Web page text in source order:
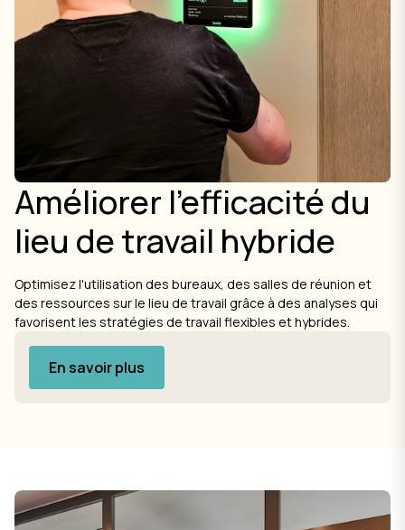
Améliorer l'efficacité du
lieu de travail hybride
Optimisez l'utilisation des bureaux, des salles de réunion et
des ressources sur le lieu de travail grâce à des analyses qui
favorisent les stratégies de travail flexibles et hybrides.
En savoir plus